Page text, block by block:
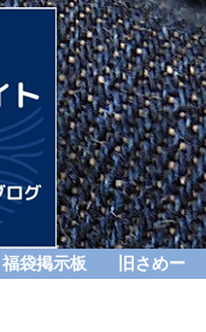
福袋掲示板 旧さめー